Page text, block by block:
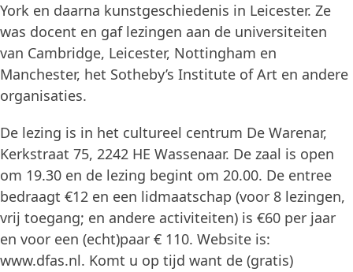
York en daarna kunstgeschiedenis in Leicester. Ze
was docent en gaf lezingen aan de universiteiten
van Cambridge, Leicester, Nottingham en
Manchester, het Sotheby’s Institute of Art en andere
organisaties.
De lezing is in het cultureel centrum De Warenar,
Kerkstraat 75, 2242 HE Wassenaar. De zaal is open
om 19.30 en de lezing begint om 20.00. De entree
bedraagt €12 en een lidmaatschap (voor 8 lezingen,
vrij toegang; en andere activiteiten) is €60 per jaar
en voor een (echt)paar € 110. Website is:
www.dfas.nl. Komt u op tijd want de (gratis)